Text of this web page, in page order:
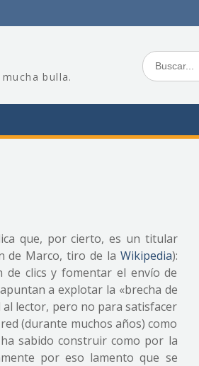
bulla.
Buscar:
que, por cierto, es un titular
de Marco, tiro de la Wikipedia):
de clics y fomentar el envío de
a explotar la «brecha de
lector, pero no para satisfacer
(durante muchos años) como
sabido construir como por la
por eso lamento que se